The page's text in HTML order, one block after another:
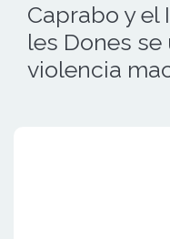
Caprabo y el
les Dones
violencia